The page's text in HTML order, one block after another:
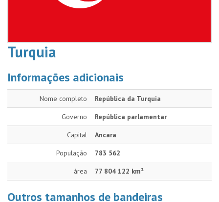
Turquia
Informações adicionais
Nome completo República da Turquia
Governo República parlamentar
Capital Ancara
População 783 562
área 77 804 122 km²
Outros tamanhos de bandeiras